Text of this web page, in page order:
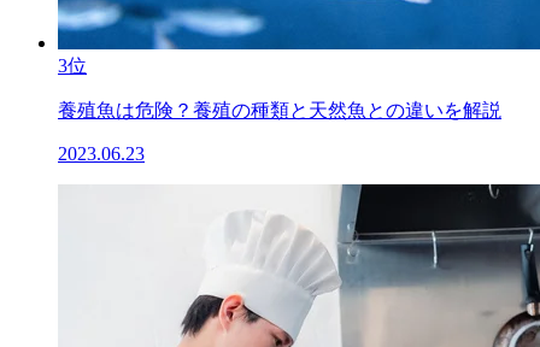
3位
養殖魚は危険？養殖の種類と天然魚との違いを解説
2023.06.23